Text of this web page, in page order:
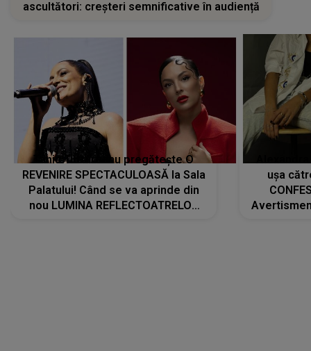
ascultători: creșteri semnificative în audiență
Tania Turtureanu pregătește O
REVENIRE SPECTACULOASĂ la Sala
Palatului! Când se va aprinde din
nou LUMINA REFLECTOATRELOR
ușa